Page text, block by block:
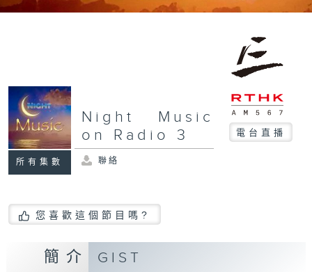
所有集數
Night Music
on Radio 3
電台直播
聯絡
您喜歡這個節目嗎?
簡介 GIST